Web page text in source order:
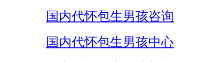
国内代怀包生男孩咨询
国内代怀包生男孩中心